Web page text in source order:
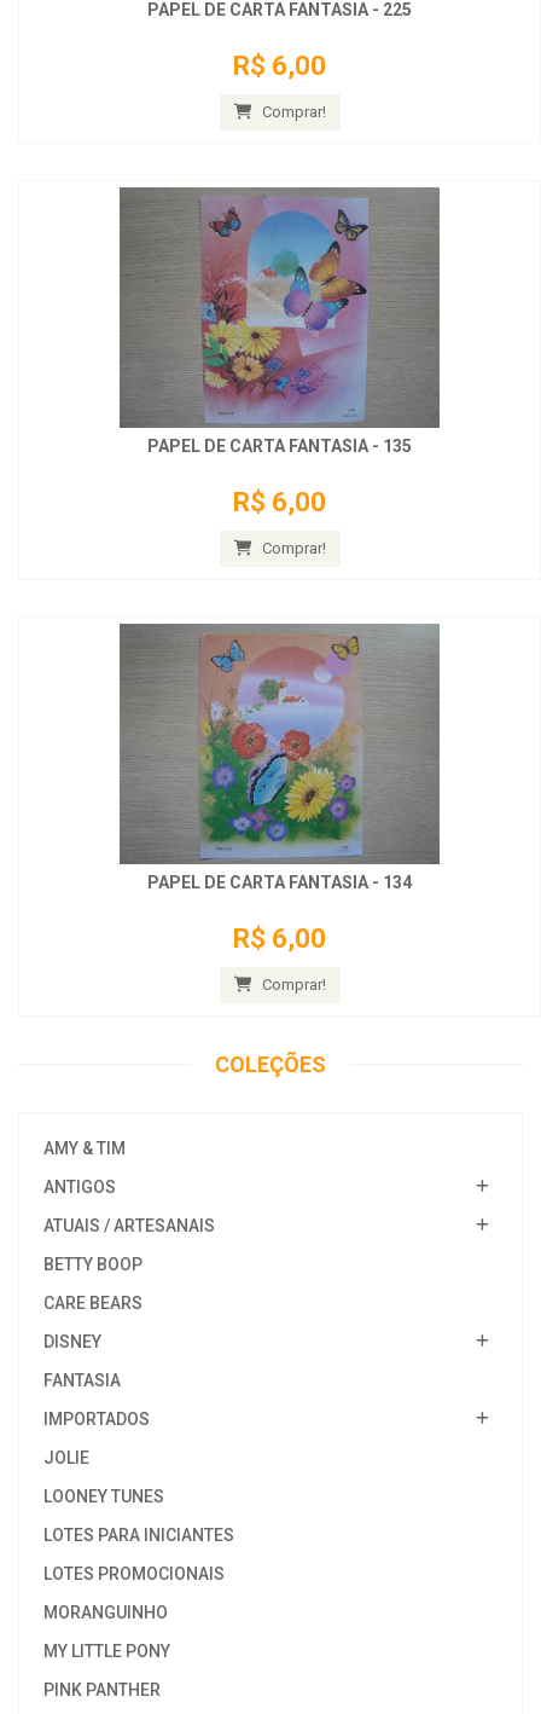
PAPEL DE CARTA FANTASIA - 225
R$ 6,00
Comprar!
PAPEL DE CARTA FANTASIA - 135
R$ 6,00
Comprar!
PAPEL DE CARTA FANTASIA - 134
R$ 6,00
Comprar!
COLEÇÕES
AMY & TIM
ANTIGOS
ATUAIS / ARTESANAIS
BETTY BOOP
CARE BEARS
DISNEY
FANTASIA
IMPORTADOS
JOLIE
LOONEY TUNES
LOTES PARA INICIANTES
LOTES PROMOCIONAIS
MORANGUINHO
MY LITTLE PONY
PINK PANTHER